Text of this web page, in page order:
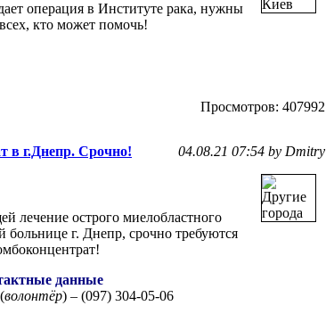
операция в Институте рака, нужны
кто может помочь!
Просмотров: 407992
в г.Днепр. Срочно! 04.08.21 07:54 by Dmitry
лечение острого миелобластного
больнице г. Днепр, срочно требуются
данные
волонтёр) – (097) 304-05-06